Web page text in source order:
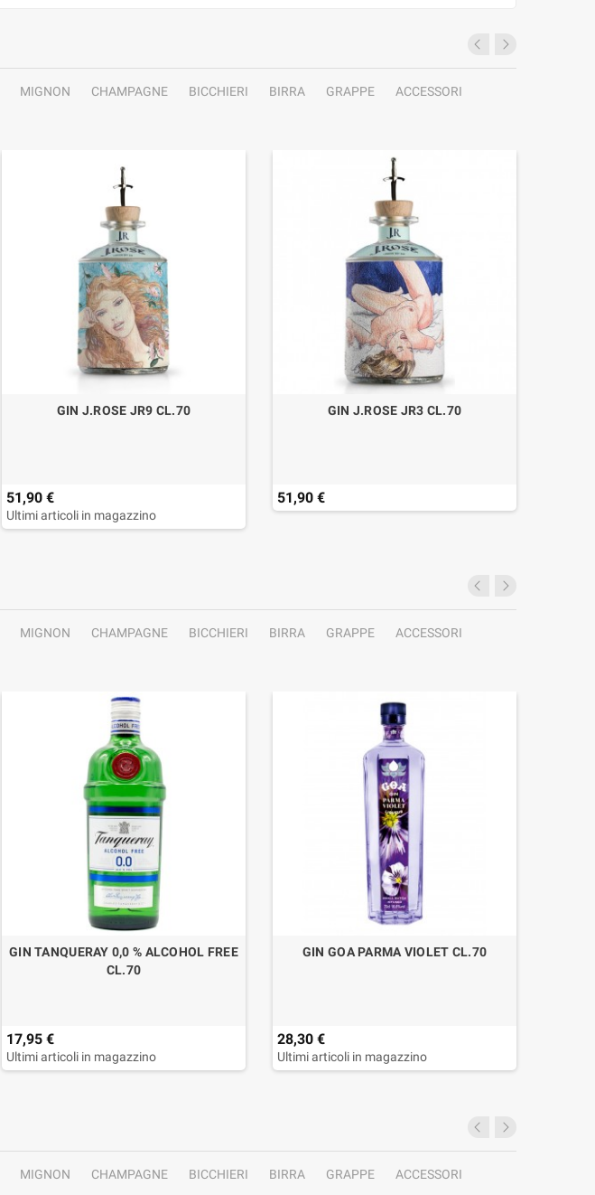
MIGNON CHAMPAGNE BICCHIERI BIRRA GRAPPE
ACCESSORI
GIN J.ROSE JR9 CL.70
51,90 €
Ultimi articoli in magazzino
GIN J.ROSE JR3 CL.70
51,90 €
MIGNON CHAMPAGNE BICCHIERI BIRRA GRAPPE
ACCESSORI
GIN TANQUERAY 0,0 % ALCOHOL FREE
CL.70
17,95 €
Ultimi articoli in magazzino
GIN GOA PARMA VIOLET CL.70
28,30 €
Ultimi articoli in magazzino
MIGNON CHAMPAGNE BICCHIERI BIRRA GRAPPE
ACCESSORI